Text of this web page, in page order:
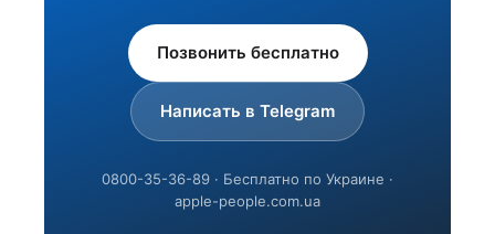
Позвонить бесплатно
Написать в Telegram
0800-35-36-89 · Бесплатно по Украине ·
apple-people.com.ua